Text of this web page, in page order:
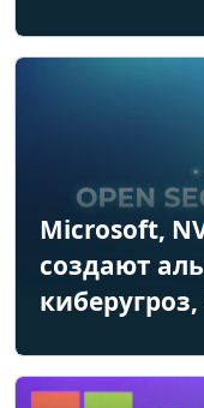
Microsoft,
создают